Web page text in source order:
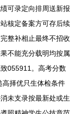
可录定向排周送新报
核定备案方可存后续
整补相止最终不招收
不能充分载明均按属
055911。高考分数
择优只生体检条件
未支录按最新处或生